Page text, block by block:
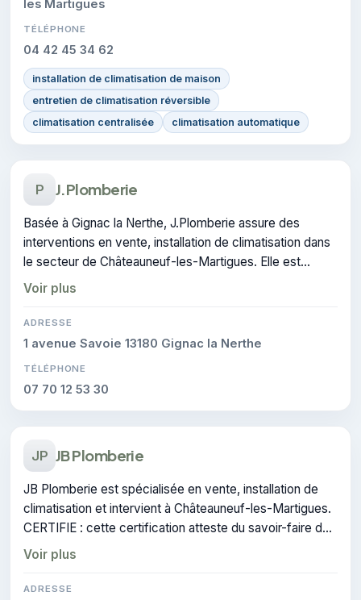
les Martigues
TÉLÉPHONE
04 42 45 34 62
installation de climatisation de maison
entretien de climatisation réversible
climatisation centralisée
climatisation automatique
P J.Plomberie
Basée à Gignac la Nerthe, J.Plomberie assure des
interventions en vente, installation de climatisation dans
le secteur de Châteauneuf-les-Martigues. Elle est
certifiée CERTIFIE, gage de conformité sur les
interventions réalisées.
Voir plus
ADRESSE
1 avenue Savoie 13180 Gignac la Nerthe
TÉLÉPHONE
07 70 12 53 30
JP JB Plomberie
JB Plomberie est spécialisée en vente, installation de
climatisation et intervient à Châteauneuf-les-Martigues.
CERTIFIE : cette certification atteste du savoir-faire de
l'entreprise.
Voir plus
ADRESSE